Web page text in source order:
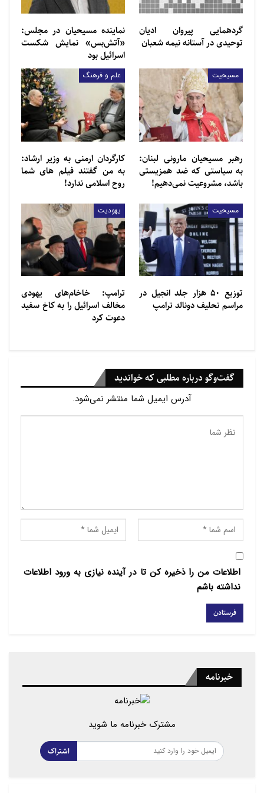
گردهمایی پیروان ادیان
توحیدی در آستانه نیمه شعبان
نماینده مسیحیان در مجلس:
«آتش‌بس» نمایش شکست
اسرائیل بود
مسیحیت
رهبر مسیحیان مارونی لبنان:
به سیاستی که ضد همزیستی
باشد، مشروعیت نمی‌دهیم!
علم و فرهنگ
کارگردان ارمنی به وزیر ارشاد:
به من گفتند فیلم های شما
روح اسلامی ندارد!
مسیحیت
توزیع ۵۰ هزار جلد انجیل در
مراسم تحلیف دونالد ترامپ
یهودیت
ترامپ: خاخام‌های یهودی
مخالف اسرائیل را به کاخ سفید
دعوت کرد
گفت‌وگو درباره مطلبی که خواندید
آدرس ایمیل شما منتشر نمی‌شود.
اطلاعات من را ذخیره کن تا در آینده نیازی به ورود اطلاعات
نداشته باشم
خبرنامه
مشترک خبرنامه ما شوید
اشتراک